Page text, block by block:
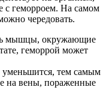
с геморроем. На самом
чередовать.
мышцы, окружающие
геморрой может
уменьшится, тем самым
на вены, пораженные